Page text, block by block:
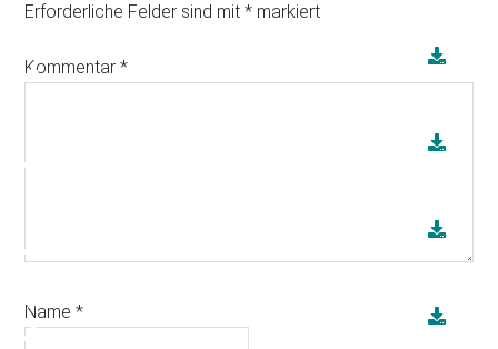
Erforderliche Felder sind mit* markiert
Kommentar*
Name*